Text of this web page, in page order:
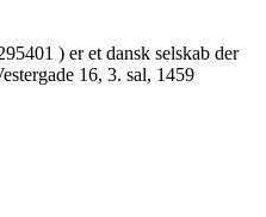
) er et dansk selskab der
16, 3. sal, 1459